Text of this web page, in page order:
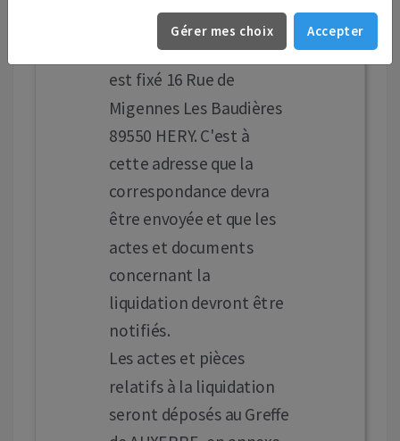
la clôture de celle-ci.
Le siège de la liquidation
est fixé 16 Rue de
Migennes Les Baudières
89550 HERY. C'est à
cette adresse que la
correspondance devra
être envoyée et que les
actes et documents
concernant la
liquidation devront être
notifiés.
Les actes et pièces
relatifs à la liquidation
seront déposés au Greffe
Gérer mes choix Accepter